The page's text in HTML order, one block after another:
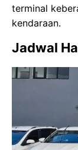
terminal
kendaraan.
Jadwal